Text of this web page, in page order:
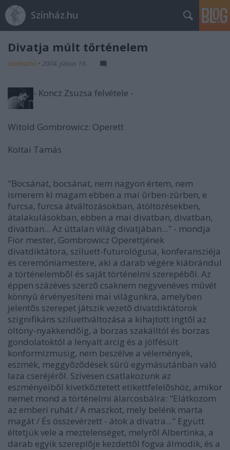
Színház.hu
Divatja múlt történelem
szinhazhu • 2004. június 19.
- Koncz Zsuzsa felvétele -
Witold Gombrowicz: Operett
Koltai Tamás
"Bocsánat, bocsánat, nem nagyon értem, nem
ismerem ki magam ebben a mai ûrben-zûrben, e
furcsa, furcsa átváltozásokban, átöltözésekben,
átalakulásokban, ebben a mai divatban, divatban,
divatban... Az úttalan világ divatjában..." - mondja
Fior mester, Gombrowicz Operettjének
divatdiktátora, sziluett-futurológusa, konferansziéja
és ceremóniamestere, aki a darab végére kiábrándul
a történelembõl és saját történelmi szerepébõl. Az
éppen százéves szerzõ csaknem negyvenéves mûvét
könnyû érvényesíteni mai világunkra, amelyben
jelentõs szerepet játszik vezetõ divatdiktátorok
szignifikáns sziluettváltozása a kihajtott ingtõl az
öltöny-nyakkendõig, a borzas szakálltól és borzas
gondolatoktól a lenyalt arcig és a jólfésült
konformizmusig, nem beszélve a vélemények,
eszmék, meggyõzõdések sûrû egymásutánban való
laza cseréjérõl. Szívesen csatlakozunk az
eszményeibõl kivetkõztetett etikettfelelõshöz, amikor
nemet mond a történelmi álarcosbálra: "Elátkozom
az emberi ruhát / A maszkot, mely belénk marta
magát / És összevérzett - átok a divatra..." Együtt
éltetjük vele a meztelenséget, melyrõl Albertinka, a
darab egyik szereplõje kezdettõl fogva álmodik, és a